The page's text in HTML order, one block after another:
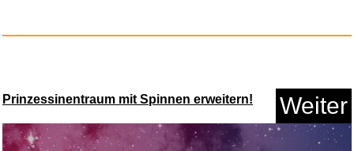
Anzeige
Prinzessinentraum mit Spinnen erweitern! Weiter